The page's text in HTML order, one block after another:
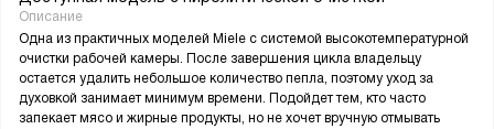
Описание
Одна из практичных моделей Miele с системой высокотемпературной
очистки рабочей камеры. После завершения цикла владельцу
остается удалить небольшое количество пепла, поэтому уход за
духовкой занимает минимум времени. Подойдет тем, кто часто
запекает мясо и жирные продукты, но не хочет вручную отмывать